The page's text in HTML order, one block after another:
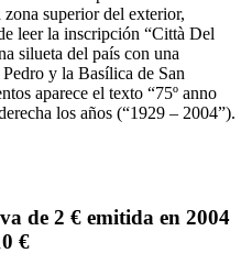
zona superiordel exterior,
leer la inscripción “Città Del
silueta del país con una
Pedro y la Basílica de San
aparece el texto “75º anno
los años (“1929 – 2004”).
de 2 € emitida en 2004
€